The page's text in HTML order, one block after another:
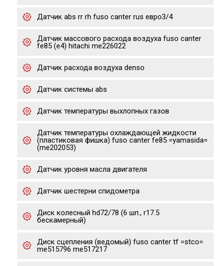
Датчик abs rr rh fuso canter rus евро3/4
Датчик массового расхода воздуха fuso canter
fe85 (e4) hitachi me226022
Датчик расхода воздуха denso
Датчик системы abs
Датчик температуры выхлопных газов
Датчик температуры охлаждающей жидкости
(пластиковая фишка) fuso canter fe85 =yamasida=
(me202053)
Датчик уровня масла двигателя
Датчик шестерни спидометра
Диск колесный hd72/78 (6 шп., r17.5
бескамерный)
Диск сцепления (ведомый) fuso canter tf =stco=
me515796 me517217